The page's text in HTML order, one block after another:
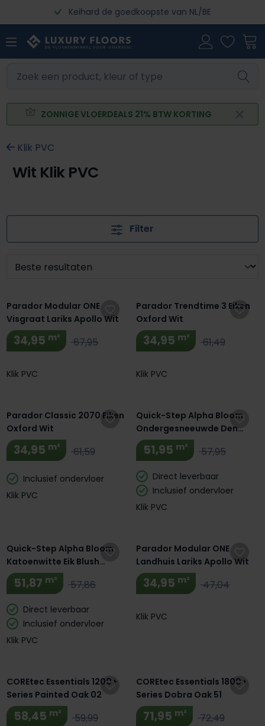
Ga naar de hoofdinhoudKeihard de goedkoopste van NL/BE
ZONNIGE VLOERDEALS 21% BTW KORTING
Klik PVC
Wit Klik PVC
Filter
Parador Modular ONE
Visgraat Lariks Apollo Wit
34,95 m² 67,95
Klik PVC
Parador Trendtime 3 Eiken
Oxford Wit
34,95 m² 61,49
Klik PVC
Parador Classic 2070 Eiken
Oxford Wit
34,95 m² 61,59
Inclusief ondervloer
Klik PVC
Quick-Step Alpha Bloom
Ondergesneeuwde Den
AVMPU40204
51,95 m² 57,95
Direct leverbaar
Inclusief ondervloer
Klik PVC
Quick-Step Alpha Bloom
Katoenwitte Eik Blush
AVMPU40200
51,87 m² 57,86
Direct leverbaar
Inclusief ondervloer
Klik PVC
Parador Modular ONE
Landhuis Lariks Apollo Wit
34,95 m² 47,04
Klik PVC
COREtec Essentials 1200+
Series Painted Oak 02
58,45 m² 59,99
COREtec Essentials 1800+
Series Dobra Oak 51
71,95 m² 72,49